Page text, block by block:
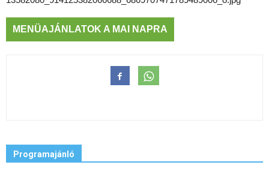
MENÜAJÁNLATOK A MAI NAPRA
Programajánló